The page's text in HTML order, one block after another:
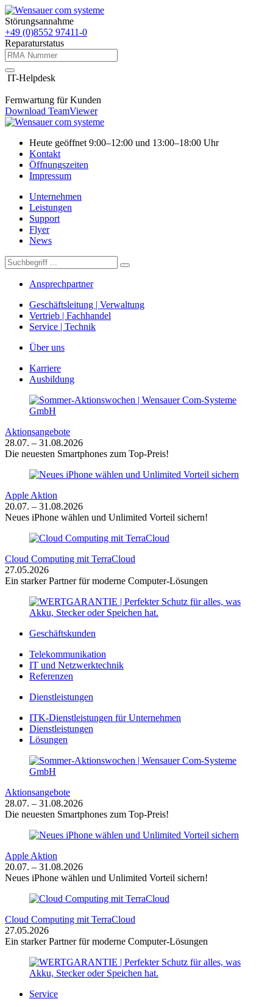
Störungsannahme
+49 (0)8552 97411-0
Reparaturstatus
IT-Helpdesk
Fernwartung für Kunden
Download TeamViewer
Heute geöffnet 9:00–12:00 und 13:00–18:00 Uhr
Kontakt
Öffnungszeiten
Impressum
Unternehmen
Leistungen
Support
Flyer
News
Ansprechpartner
Geschäftsleitung | Verwaltung
Vertrieb | Fachhandel
Service | Technik
Über uns
Karriere
Ausbildung
Aktionsangebote
28.07. – 31.08.2026
Die neuesten Smartphones zum Top-Preis!
Apple Aktion
20.07. – 31.08.2026
Neues iPhone wählen und Unlimited Vorteil sichern!
Cloud Computing mit TerraCloud
27.05.2026
Ein starker Partner für moderne Computer-Lösungen
Geschäftskunden
Telekommunikation
IT und Netzwerktechnik
Referenzen
Dienstleistungen
ITK-Dienstleistungen für Unternehmen
Dienstleistungen
Lösungen
Aktionsangebote
28.07. – 31.08.2026
Die neuesten Smartphones zum Top-Preis!
Apple Aktion
20.07. – 31.08.2026
Neues iPhone wählen und Unlimited Vorteil sichern!
Cloud Computing mit TerraCloud
27.05.2026
Ein starker Partner für moderne Computer-Lösungen
Service